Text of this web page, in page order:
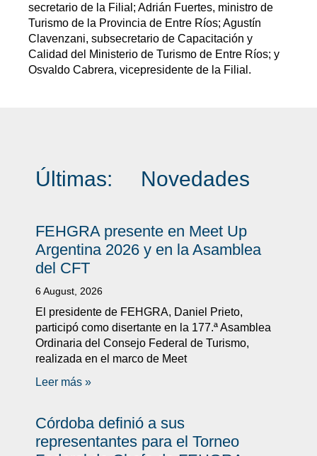
secretario de la Filial; Adrián Fuertes, ministro de
Turismo de la Provincia de Entre Ríos; Agustín
Clavenzani, subsecretario de Capacitación y
Calidad del Ministerio de Turismo de Entre Ríos; y
Osvaldo Cabrera, vicepresidente de la Filial.
Últimas: Novedades
FEHGRA presente en Meet Up
Argentina 2026 y en la Asamblea
del CFT
6 August, 2026
El presidente de FEHGRA, Daniel Prieto,
participó como disertante en la 177.ª Asamblea
Ordinaria del Consejo Federal de Turismo,
realizada en el marco de Meet
Leer más »
Córdoba definió a sus
representantes para el Torneo